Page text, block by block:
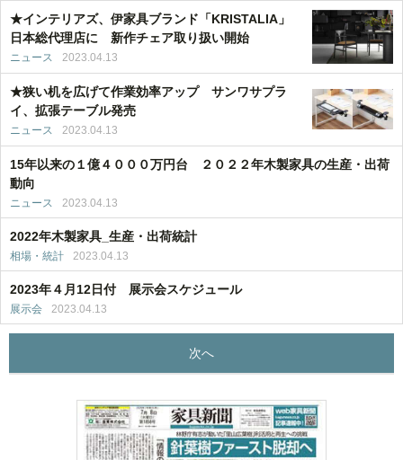
★インテリアズ、伊家具ブランド「KRISTALIA」
日本総代理店に 新作チェア取り扱い開始
ニュース 2023.04.13
★狭い机を広げて作業効率アップ サンワサプラ
イ、拡張テーブル発売
ニュース 2023.04.13
15年以来の１億４０００万円台 ２０２２年木製家具の生産・出荷
動向
ニュース 2023.04.13
2022年木製家具_生産・出荷統計
相場・統計 2023.04.13
2023年４月12日付 展示会スケジュール
展示会 2023.04.13
次へ